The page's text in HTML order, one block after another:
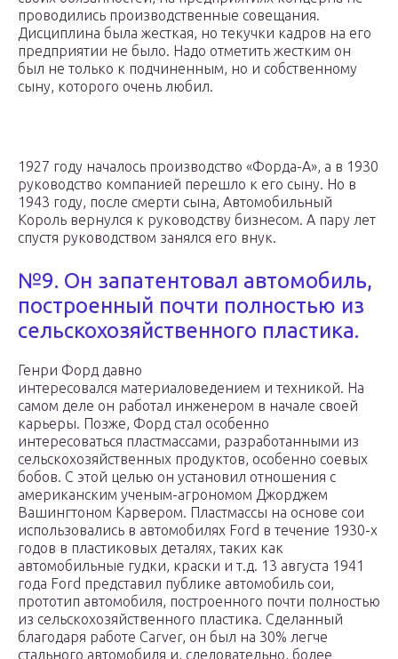
проводились производственные совещания.
Дисциплина была жесткая, но текучки кадров на его
предприятии не было. Надо отметить жестким он
был не только к подчиненным, но и собственному
сыну, которого очень любил.
1927 году началось производство «Форда-А», а в 1930
руководство компанией перешло к его сыну. Но в
1943 году, после смерти сына, Автомобильный
Король вернулся к руководству бизнесом. А пару лет
спустя руководством занялся его внук.
№9. Он запатентовал автомобиль,
построенный почти полностью из
сельскохозяйственного пластика.
Генри Форд давно
интересовался материаловедением и техникой. На
самом деле он работал инженером в начале своей
карьеры. Позже, Форд стал особенно
интересоваться пластмассами, разработанными из
сельскохозяйственных продуктов, особенно соевых
бобов. С этой целью он установил отношения с
американским ученым-агрономом Джорджем
Вашингтоном Карвером. Пластмассы на основе сои
использовались в автомобилях Ford в течение 1930-х
годов в пластиковых деталях, таких как
автомобильные гудки, краски и т.д. 13 августа 1941
года Ford представил публике автомобиль сои,
прототип автомобиля, построенного почти полностью
из сельскохозяйственного пластика. Сделанный
благодаря работе Carver, он был на 30% легче
стального автомобиля и, следовательно, более